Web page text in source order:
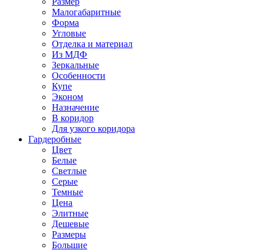
Малогабаритные
Форма
Угловые
Отделка и материал
Из МДФ
Зеркальные
Особенности
Купе
Эконом
Назначение
В коридор
Для узкого коридора
Гардеробные
Цвет
Белые
Светлые
Серые
Темные
Цена
Элитные
Дешевые
Размеры
Большие